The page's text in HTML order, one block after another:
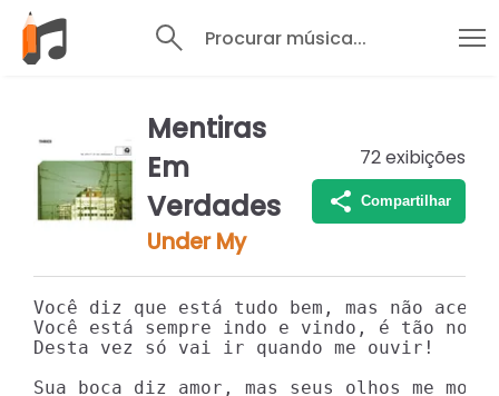
Procurar música...
Mentiras
Em
Verdades
Under My
72exibições
Compartilhar
Você diz que está tudo bem, mas não
Você está sempre indo e vindo, é tão
Desta vez só vai ir quando me ouvir!
Sua boca diz amor, mas seus olhos me